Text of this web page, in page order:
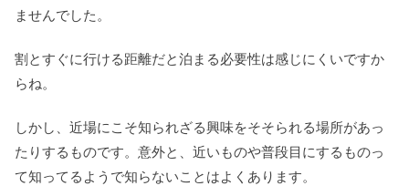
ませんでした。
割とすぐに行ける距離だと泊まる必要性は感じにくいですか
らね。
しかし、近場にこそ知られざる興味をそそられる場所があっ
たりするものです。意外と、近いものや普段目にするものっ
て知ってるようで知らないことはよくあります。